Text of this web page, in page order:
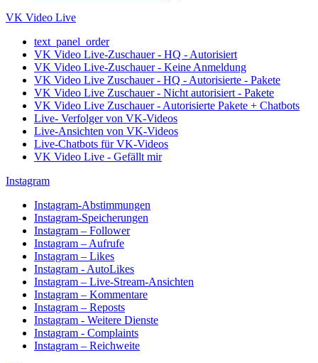
VK Video Live
text_panel_order
VK Video Live-Zuschauer - HQ - Autorisiert
VK Video Live-Zuschauer - Keine Anmeldung
VK Video Live Zuschauer - HQ - Autorisierte - Pakete
VK Video Live Zuschauer - Nicht autorisiert - Pakete
VK Video Live Zuschauer - Autorisierte Pakete + Chatbots
Live- Verfolger von VK-Videos
Live-Ansichten von VK-Videos
Live-Chatbots für VK-Videos
VK Video Live - Gefällt mir
Instagram
Instagram-Abstimmungen
Instagram-Speicherungen
Instagram – Follower
Instagram – Aufrufe
Instagram – Likes
Instagram - AutoLikes
Instagram – Live-Stream-Ansichten
Instagram – Kommentare
Instagram – Reposts
Instagram - Weitere Dienste
Instagram - Complaints
Instagram – Reichweite